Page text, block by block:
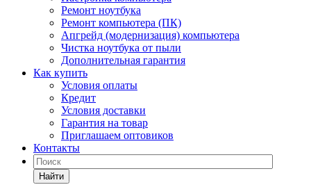
Ремонт ноутбука
Ремонт компьютера (ПК)
Апгрейд (модернизация) компьютера
Чистка ноутбука от пыли
Дополнительная гарантия
Как купить
Условия оплаты
Кредит
Условия доставки
Гарантия на товар
Приглашаем оптовиков
Контакты
Найти